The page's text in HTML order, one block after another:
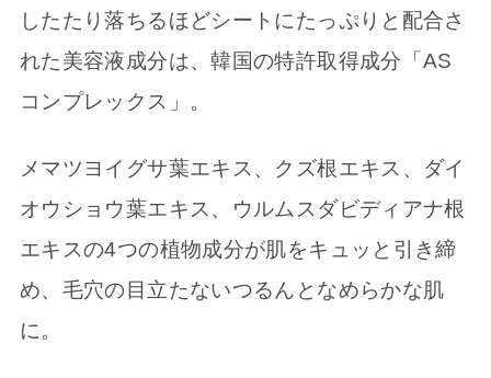
したたり落ちるほどシートにたっぷりと配合さ
れた美容液成分は、韓国の特許取得成分「AS
コンプレックス」。
メマツヨイグサ葉エキス、クズ根エキス、ダイ
オウショウ葉エキス、ウルムスダビディアナ根
エキスの4つの植物成分が肌をキュッと引き締
め、毛穴の目立たないつるんとなめらかな肌
に。